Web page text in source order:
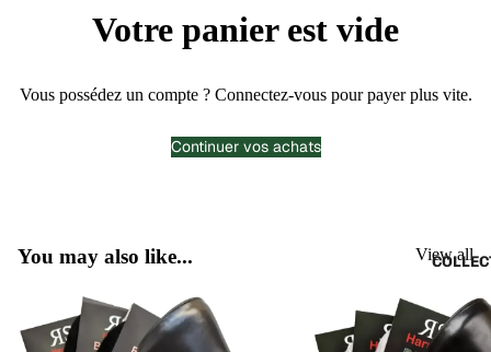
Votre panier est vide
Vous possédez un compte ? Connectez-vouspour payer plus vite.
Continuer vos achats
You may also like... View all